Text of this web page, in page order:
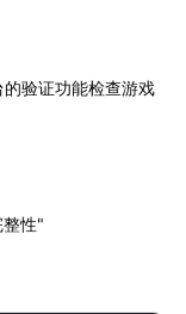
验证功能检查游戏
性"